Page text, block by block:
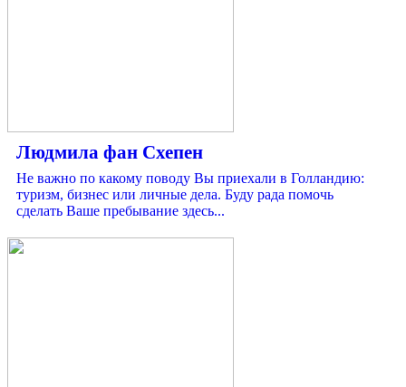
Людмила фан Схепен
Не важно по какому поводу Вы приехали в Голландию:
туризм, бизнес или личные дела. Буду рада помочь
сделать Ваше пребывание здесь...